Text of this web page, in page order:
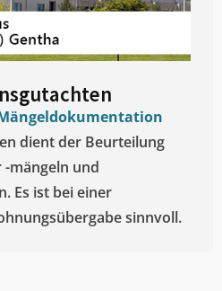
dient der Beurteilung
mängeln und
Es ist bei einer
sinnvoll.